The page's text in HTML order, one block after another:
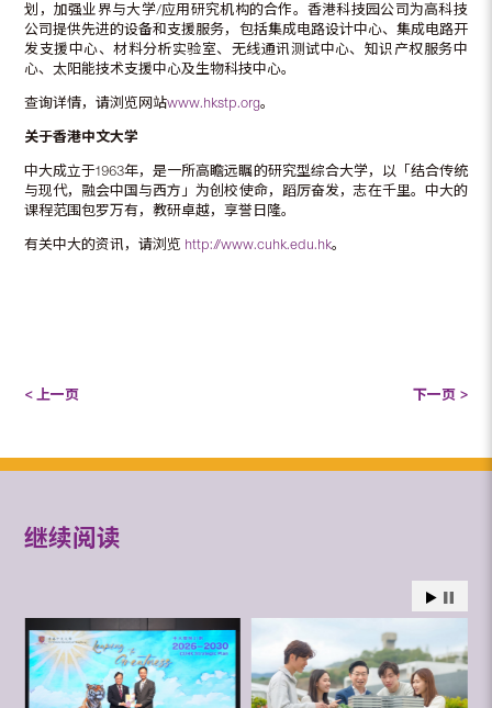
划，加强业界与大学/应用研究机构的合作。香港科技园公司为高科技
公司提供先进的设备和支援服务，包括集成电路设计中心、集成电路开
发支援中心、材料分析实验室、无线通讯测试中心、知识产权服务中
心、太阳能技术支援中心及生物科技中心。
查询详情，请浏览网站www.hkstp.org。
关于香港中文大学
中大成立于1963年，是一所高瞻远瞩的研究型综合大学，以「结合传统
与现代，融会中国与西方」为创校使命，蹈厉奋发，志在千里。中大的
课程范围包罗万有，教研卓越，享誉日隆。
有关中大的资讯，请浏览 http://www.cuhk.edu.hk。
< 上一页 下一页 >
继续阅读